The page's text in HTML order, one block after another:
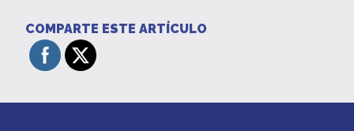
COMPARTE ESTE ARTÍCULO